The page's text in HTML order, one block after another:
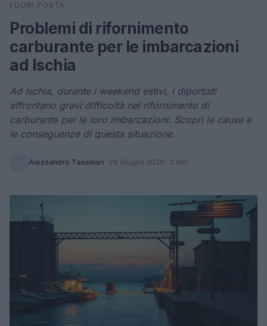
Cerca
FUORI PORTA
Problemi di rifornimento
carburante per le imbarcazioni
ad Ischia
Ad Ischia, durante i weekend estivi, i diportisti
affrontano gravi difficoltà nel rifornimento di
carburante per le loro imbarcazioni. Scopri le cause e
le conseguenze di questa situazione.
Alessandro Tassinari · 29 Giugno 2026 · 2 min